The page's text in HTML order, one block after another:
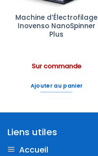
Machine d’Électrofilage
Inovenso NanoSpinner
Plus
Sur commande
Ajouter au panier
Liens utiles
Accueil